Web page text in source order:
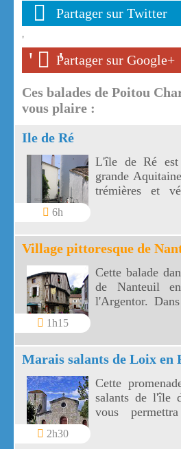
Partager sur Twitter
'
' '
Partager sur Google+
Ces balades de Poitou
vous plaire :
Ile de Ré
6h
L'île de Ré
grande
trémières et
postale de l'île
Village pittoresque de
1h15
Cette balade
de Nanteuil
l'Argentor.
verdure vous
médiévales et
village
Marais salants de Loix en
2h30
Cette
salants de l'île
vous
oiseaux et
paysages vers